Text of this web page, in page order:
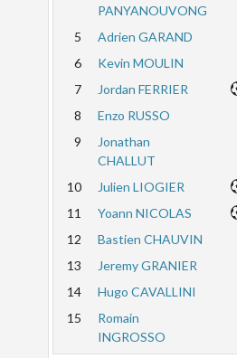
PANYANOUVONG
5
Adrien GARAND
6
Kevin MOULIN
7
Jordan FERRIER
8
Enzo RUSSO
9
Jonathan
CHALLUT
10
Julien LIOGIER
11
Yoann NICOLAS
12
Bastien CHAUVIN
13
Jeremy GRANIER
14
Hugo CAVALLINI
15
Romain
INGROSSO